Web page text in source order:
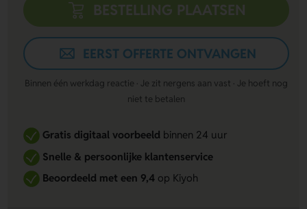
BESTELLING PLAATSEN
EERST OFFERTE ONTVANGEN
Binnen één werkdag reactie · Je zit nergens aan vast · Je hoeft nog
niet te betalen
Gratis digitaal voorbeeldbinnen 24 uur
Snelle & persoonlijke klantenservice
Beoordeeld met een 9,4op Kiyoh